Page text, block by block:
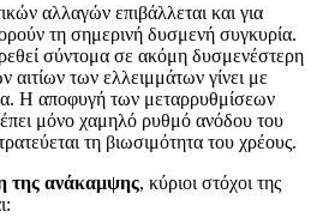
αλλαγών επιβάλλεται και για
τη σημερινή δυσμενή συγκυρία.
σύντομα σε ακόμη δυσμενέστερη
αιτίων των ελλειμμάτων γίνει με
Η αποφυγή των μεταρρυθμίσεων
μόνο χαμηλό ρυθμό ανόδου του
τη βιωσιμότητα του χρέους.
της ανάκαμψης, κύριοι στόχοι της